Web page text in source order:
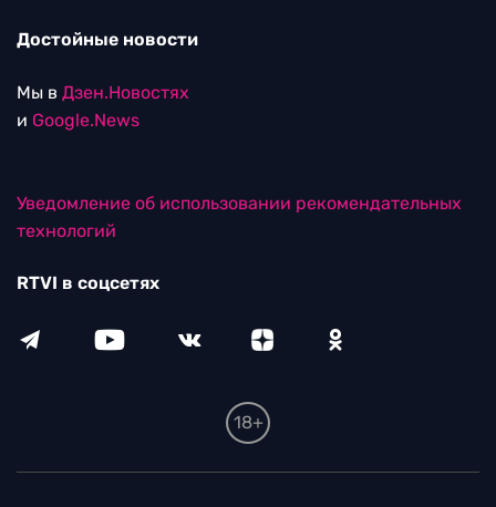
Достойные новости
Мы в Дзен.Новостях
и Google.News
Уведомление об использовании рекомендательных
технологий
RTVI в соцсетях
18+